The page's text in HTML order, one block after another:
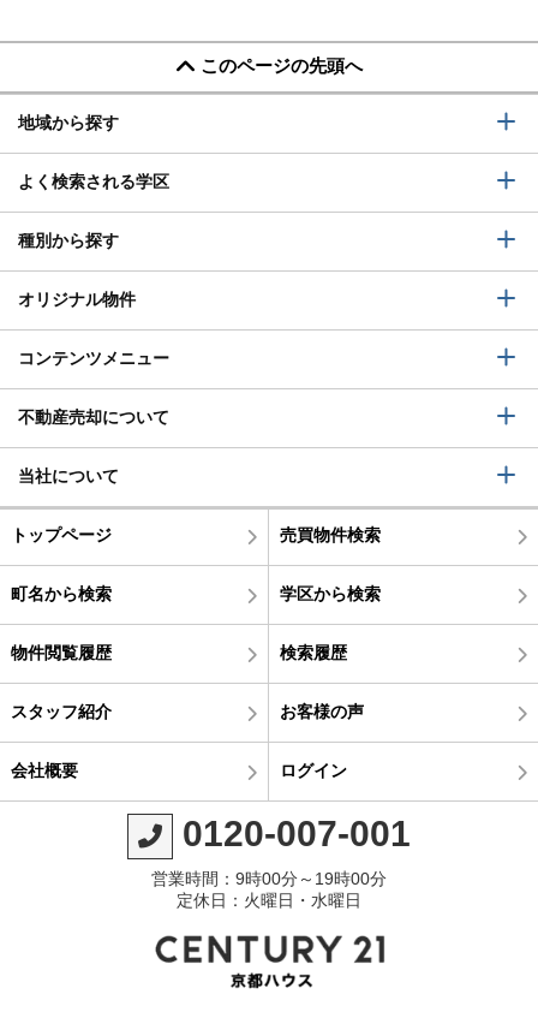
このページの先頭へ
地域から探す
よく検索される学区
種別から探す
オリジナル物件
コンテンツメニュー
不動産売却について
当社について
トップページ 売買物件検索
町名から検索 学区から検索
物件閲覧履歴 検索履歴
スタッフ紹介 お客様の声
会社概要 ログイン
0120-007-001
営業時間：9時00分～19時00分
定休日：火曜日・水曜日